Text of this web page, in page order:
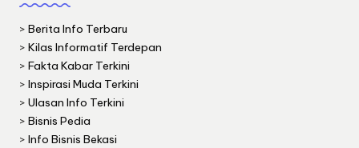
> Berita Info Terbaru
> Kilas Informatif Terdepan
> Fakta Kabar Terkini
> Inspirasi Muda Terkini
> Ulasan Info Terkini
> Bisnis Pedia
> Info Bisnis Bekasi